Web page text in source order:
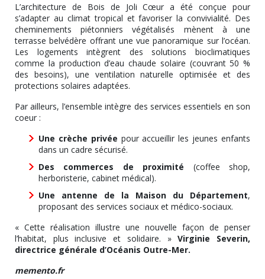
L’architecture de Bois de Joli Cœur a été conçue pour
s’adapter au climat tropical et favoriser la convivialité. Des
cheminements piétonniers végétalisés mènent à une
terrasse belvédère offrant une vue panoramique sur l’océan.
Les logements intègrent des solutions bioclimatiques
comme la production d’eau chaude solaire (couvrant 50 %
des besoins), une ventilation naturelle optimisée et des
protections solaires adaptées.
Par ailleurs, l’ensemble intègre des services essentiels en son
coeur :
Une crèche privée pour accueillir les jeunes enfants
dans un cadre sécurisé.
Des commerces de proximité (coffee shop,
herboristerie, cabinet médical).
Une antenne de la Maison du Département,
proposant des services sociaux et médico-sociaux.
« Cette réalisation illustre une nouvelle façon de penser
l’habitat, plus inclusive et solidaire. »Virginie Severin,
directrice générale d’Océanis Outre-Mer.
memento.fr